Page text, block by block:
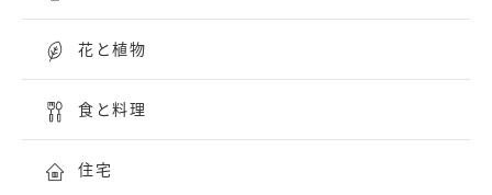
花と植物
食と料理
住宅